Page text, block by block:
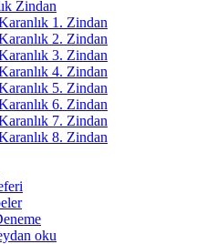
Zindan
1. Zindan
2. Zindan
3. Zindan
4. Zindan
5. Zindan
6. Zindan
7. Zindan
8. Zindan
oku